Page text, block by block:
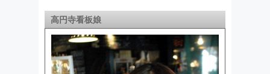
高円寺看板娘